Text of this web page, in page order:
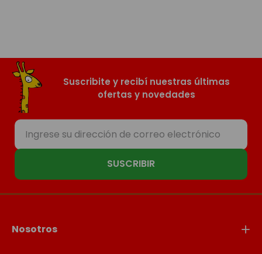
Suscribite y recibí nuestras últimas
ofertas y novedades
SUSCRIBIR
Nosotros